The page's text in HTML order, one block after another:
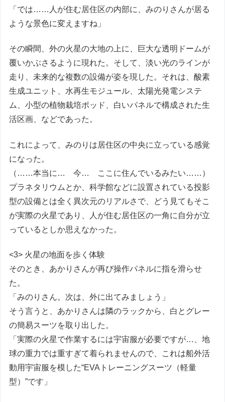
「では……人が住む居住区の内部に、みのりさんが居る
ような景色に変えますね」
その瞬間、外の火星の大地の上に、巨大な透明ドームが
覆いかぶさるように現れた。そして、淡い光のラインが
走り、未来的な複数の設備が姿を現した。それは、酸素
生成ユニット、水再生モジュール、太陽光発電システ
ム、小型の植物栽培ポッド、白いパネルで構成された生
活区画、などであった。
これによって、みのりは居住区の中央に立っている感覚
になった。
（……本当に… 今… ここに住んでいるみたい……）
プラネタリウムとか、科学館などに設置されている投影
型の設備とは全く異次元のリアルさで、どう見てもそこ
が実際の火星であり、人が住む居住区の一角に自分が立
っているとしか思えなかった。
<3> 火星の地面を歩く体験
そのとき、あかりさんが再び操作パネルに指を滑らせ
た。
「みのりさん。次は、外に出てみましょう」
そう言うと、あかりさんは隣のラックから、白とグレー
の簡易スーツを取り出した。
「実際の火星で作業するには宇宙服が必要ですが…、地
球の重力では重すぎて着られませんので、これは船外活
動用宇宙服を模した“EVAトレーニングスーツ（軽量
型）”です」